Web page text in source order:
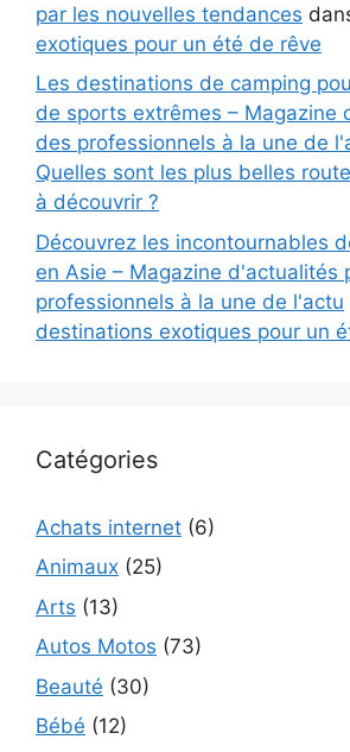
par les nouvelles tendances
exotiques pour un été de rêve
Les destinations de camping
de sports extrêmes – Magazine
des professionnels à la une de
Quelles sont les plus belles
à découvrir ?
Découvrez les incontournables
en Asie – Magazine d'actualités
professionnels à la une de l'actu
destinations exotiques pour un
Catégories
Achats internet (6)
Animaux (25)
Arts (13)
Autos Motos (73)
Beauté (30)
Bébé (12)